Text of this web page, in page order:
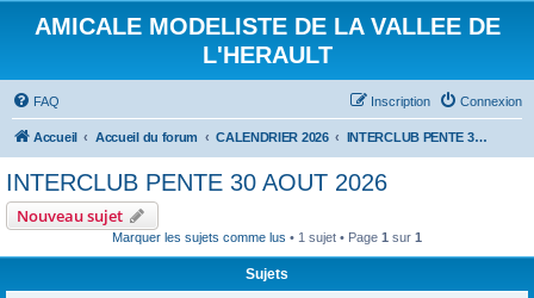
AMICALE MODELISTE DE LA VALLEE DE
L'HERAULT
FAQ Connexion
Inscription
Accueil Accueil du forum CALENDRIER 2026 INTERCLUB PENTE 30 AOUT 2026
INTERCLUB PENTE 30 AOUT 2026
Nouveau sujet
Marquer les sujets comme lus • 1 sujet • Page 1 sur 1
Sujets